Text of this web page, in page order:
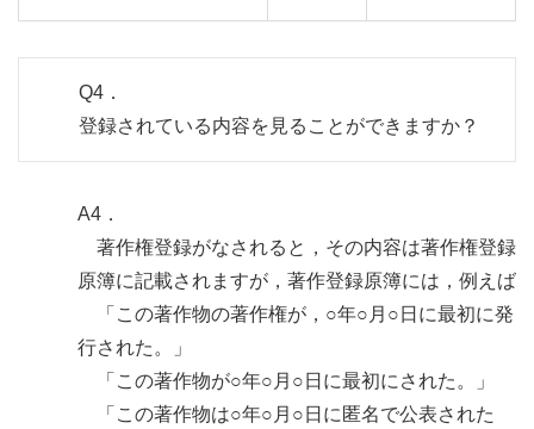
Q4．
登録されている内容を見ることができますか？
A4．
著作権登録がなされると，その内容は著作権登録
原簿に記載されますが，著作登録原簿には，例えば
「この著作物の著作権が，○年○月○日に最初に発
行された。」
「この著作物が○年○月○日に最初にされた。」
「この著作物は○年○月○日に匿名で公表された